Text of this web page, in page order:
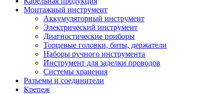
Монтажный инструмент
Аккумуляторный инструмент
Электрический инструмент
Диагностические приборы
Торцевые головки, биты, держатели
Наборы ручного инструмента
Инструмент для заделки проводов
Системы хранения
Разъемы и соединители
Крепеж